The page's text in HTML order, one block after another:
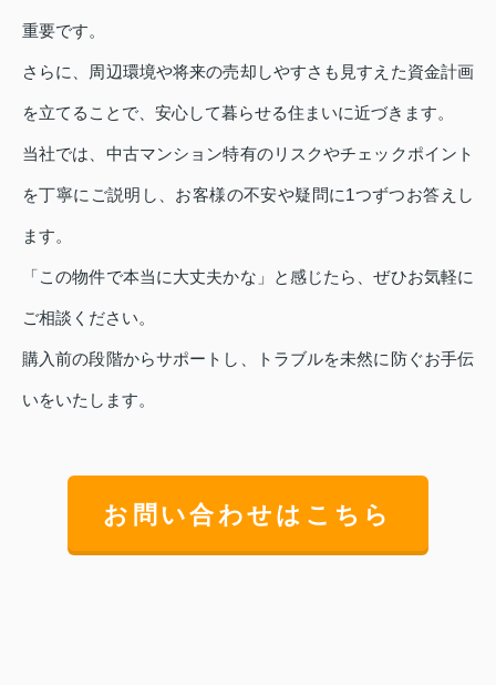
重要です。
さらに、周辺環境や将来の売却しやすさも見すえた資金計画
を立てることで、安心して暮らせる住まいに近づきます。
当社では、中古マンション特有のリスクやチェックポイント
を丁寧にご説明し、お客様の不安や疑問に1つずつお答えし
ます。
「この物件で本当に大丈夫かな」と感じたら、ぜひお気軽に
ご相談ください。
購入前の段階からサポートし、トラブルを未然に防ぐお手伝
いをいたします。
お問い合わせはこちら